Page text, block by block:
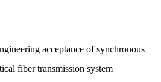
acceptance of synchronous
fiber transmission system